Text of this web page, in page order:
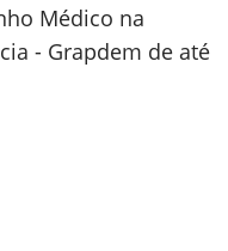
Médico na
- Grapdem de até